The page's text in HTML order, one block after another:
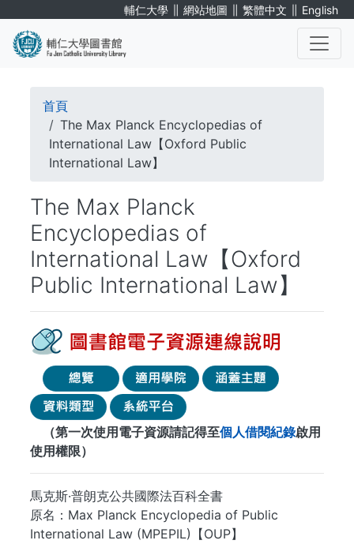
輔仁大學 ∥ 網站地圖 ∥ 繁體中文 ∥ English
導
航
連
結
首頁
The Max Planck Encyclopedias of
International Law【Oxford Public
International Law】
The Max Planck
Encyclopedias of
International Law【Oxford
Public International Law】
（第一次使用電子資源請記得至個人借閱紀錄啟用
使用權限）
馬克斯·普朗克公共國際法百科全書
原名：Max Planck Encyclopedia of Public
International Law (MPEPIL)【OUP】